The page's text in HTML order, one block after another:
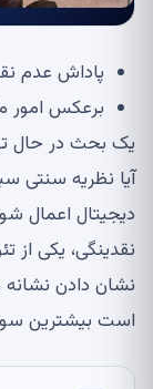
پاداش عدم
برعکس امور
یک بحث در حال
آیا نظریه سنتی
دیجیتال اعمال
نقدینگی، یکی
نشان دادن
است بیشترین سود